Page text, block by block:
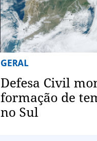
GERAL
Defesa Civil
formação de
no Sul